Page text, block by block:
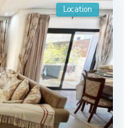
Location